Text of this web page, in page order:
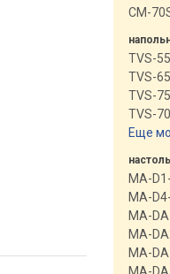
CM-
TVS-
TVS-
TVS-
TVS-
Еще
MA-
MA-
MA-
MA-
MA-